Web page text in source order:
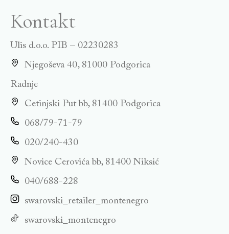
Kontakt
Ulis d.o.o. PIB – 02230283
Njegoševa 40, 81000 Podgorica
Radnje
Cetinjski Put bb, 81400 Podgorica
068/79-71-79
020/240-430
Novice Cerovića bb, 81400 Niksić
040/688-228
swarovski_retailer_montenegro
swarovski_montenegro